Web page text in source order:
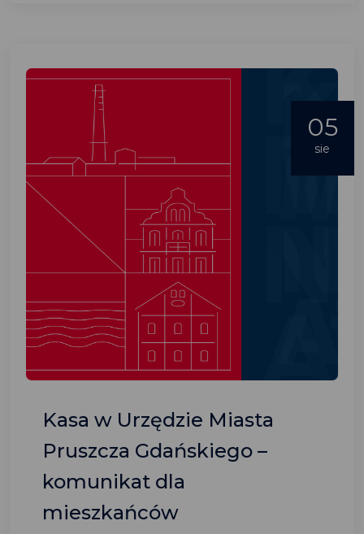
05
sie
Kasa w Urzędzie Miasta
Pruszcza Gdańskiego –
komunikat dla
mieszkańców